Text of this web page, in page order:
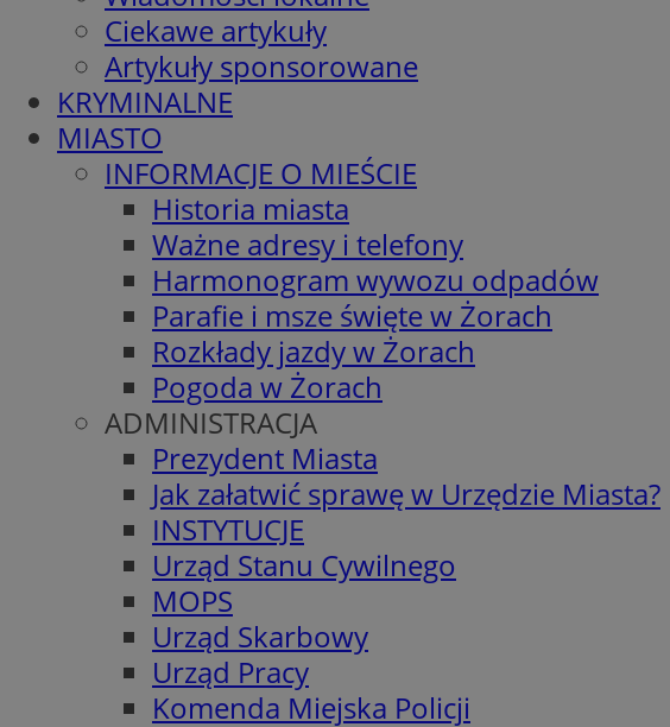
Ciekawe artykuły
Artykuły sponsorowane
KRYMINALNE
MIASTO
INFORMACJE O MIEŚCIE
Historia miasta
Ważne adresy i telefony
Harmonogram wywozu odpadów
Parafie i msze święte w Żorach
Rozkłady jazdy w Żorach
Pogoda w Żorach
ADMINISTRACJA
Prezydent Miasta
Jak załatwić sprawę w Urzędzie Miasta?
INSTYTUCJE
Urząd Stanu Cywilnego
MOPS
Urząd Skarbowy
Urząd Pracy
Komenda Miejska Policji